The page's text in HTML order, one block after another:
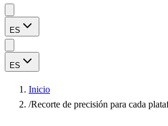
ES
ES
Inicio
/Recorte de precisión para cada